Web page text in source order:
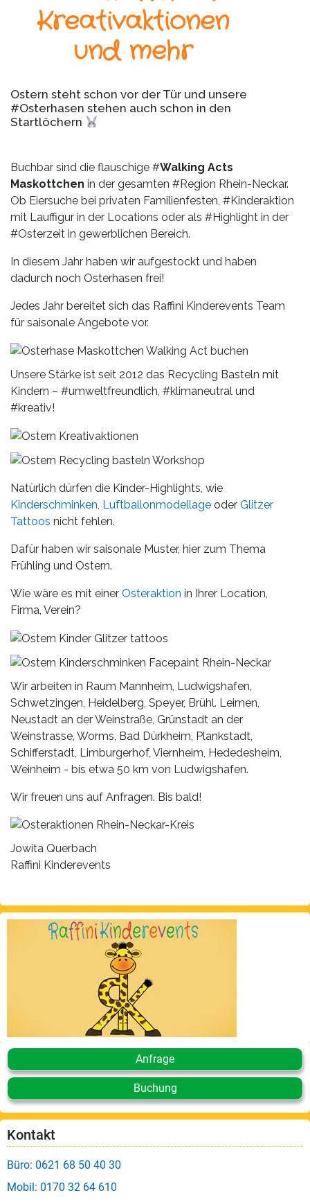
Über
Events
Referenzen
Blog
Jobs
Partner/Links
Kreativaktionen
und mehr
Ostern steht schon vor der Tür und unsere
#Osterhasen stehen auch schon in den
Startlöchern
Buchbar sind die flauschige #Walking Acts
Maskottchen in der gesamten #Region Rhein-Neckar.
Ob Eiersuche bei privaten Familienfesten, #Kinderaktion
mit Lauffigur in der Locations oder als #Highlight in der
#Osterzeit in gewerblichen Bereich.
In diesem Jahr haben wir aufgestockt und haben
dadurch noch Osterhasen frei!
Jedes Jahr bereitet sich das Raffini Kinderevents Team
für saisonale Angebote vor.
Unsere Stärke ist seit 2012 das Recycling Basteln mit
Kindern – #umweltfreundlich, #klimaneutral und
#kreativ!
Natürlich dürfen die Kinder-Highlights, wie
Kinderschminken, Luftballonmodellage oder Glitzer
Tattoos nicht fehlen.
Dafür haben wir saisonale Muster, hier zum Thema
Frühling und Ostern.
Wie wäre es mit einer Osteraktion in Ihrer Location,
Firma, Verein?
Wir arbeiten in Raum Mannheim, Ludwigshafen,
Schwetzingen, Heidelberg, Speyer, Brühl. Leimen,
Neustadt an der Weinstraße, Grünstadt an der
Weinstrasse, Worms, Bad Dürkheim, Plankstadt,
Schifferstadt, Limburgerhof, Viernheim, Hededesheim,
Weinheim - bis etwa 50 km von Ludwigshafen.
Wir freuen uns auf Anfragen. Bis bald!
Jowita Querbach
Raffini Kinderevents
Anfrage
Buchung
Kontakt
Büro: 0621 68 50 40 30
Mobil: 0170 32 64 610